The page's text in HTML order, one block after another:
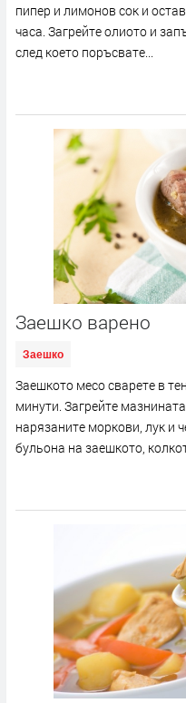
пипер и лимонов сок и
часа. Загрейте олиото и
след което поръсвате...
Заешко варено
Заешко
Заешкото месо сварете в
минути. Загрейте
нарязаните моркови, лук и
бульона на заешкото,